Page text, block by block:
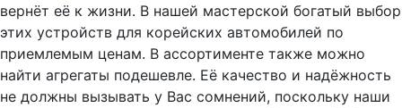
вернёт её к жизни. В нашей мастерской богатый выбор
этих устройств для корейских автомобилей по
приемлемым ценам. В ассортименте также можно
найти агрегаты подешевле. Её качество и надёжность
не должны вызывать у Вас сомнений, поскольку наши